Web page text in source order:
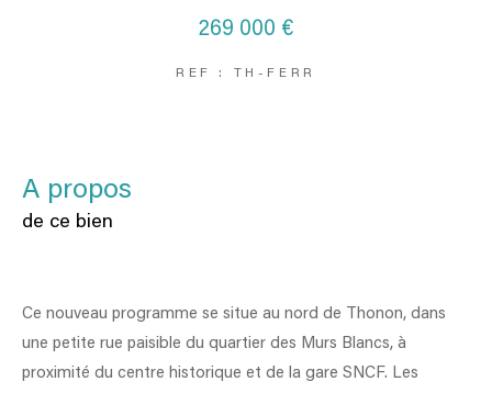
269 000 €
REF : TH-FERR
a propos
de ce bien
Ce nouveau programme se situe au nord de Thonon, dans
une petite rue paisible du quartier des Murs Blancs, à
proximité du centre historique et de la gare SNCF. Les